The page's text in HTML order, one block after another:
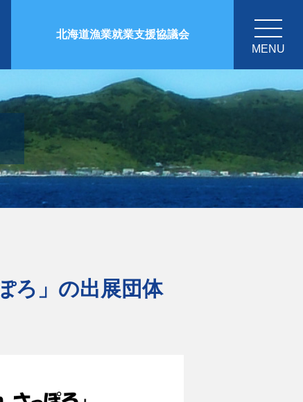
北海道漁業就業支援協議会
MENU
ろ」の出展団体